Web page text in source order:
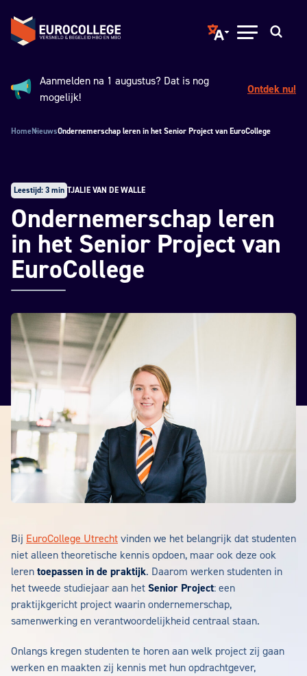
Spring naar hoofdinhoud
Terug naar de homepage
Translate page to
Open menu
Aankondiging:
Aanmelden na 1 augustus? Dat is nog
mogelijk!
Ontdek nu!
HomeNieuwsOndernemerschap leren in het Senior Project van EuroCollege
Leestijd: 3 min TJALIE VAN DE WALLE
Ondernemerschap leren
in het Senior Project van
EuroCollege
Bij EuroCollege Utrecht vinden we het belangrijk dat studenten
niet alleen theoretische kennis opdoen, maar ook deze ook
leren toepassen in de praktijk. Daarom werken studenten in
het tweede studiejaar aan het Senior Project: een
praktijkgericht project waarin ondernemerschap,
samenwerking en verantwoordelijkheid centraal staan.
Onlangs kregen studenten te horen aan welk project zij gaan
werken en maakten zij kennis met hun opdrachtgever,